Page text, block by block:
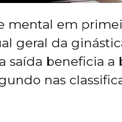
mental em
geral da
saída beneficia a
nas